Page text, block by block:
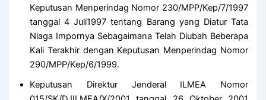
Keputusan Menperindag Nomor 230/MPP/Kep/7/1997
tanggal 4 Juli1997 tentang Barang yang Diatur Tata
Niaga Impornya Sebagaimana Telah Diubah Beberapa
Kali Terakhir dengan Keputusan Menperindag Nomor
290/MPP/Kep/6/1999.
Keputusan Direktur Jenderal ILMEA Nomor